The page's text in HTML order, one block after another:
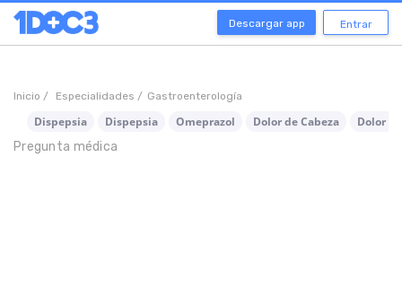
Descargar app Entrar
Inicio / Especialidades / Gastroenterología
Dispepsia Dispepsia Omeprazol Dolor de Cabeza
Dolor
Pregunta médica